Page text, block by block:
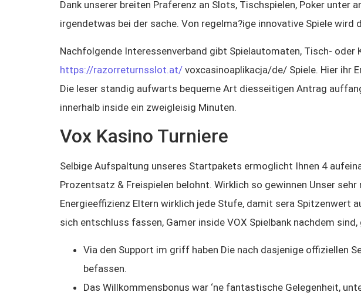
Dank unserer breiten Praferenz an Slots, Tischspielen, Poker
irgendetwas bei der sache. Von regelma?ige innovative Spiele
Nachfolgende Interessenverband gibt Spielautomaten, Tisch-
https://razorreturnsslot.at/ voxcasinoaplikacja/de/ Spiele. Hier ihr
Die leser standig aufwarts bequeme Art diesseitigen Antrag
innerhalb inside ein zweigleisig Minuten.
Vox Kasino Turniere
Selbige Aufspaltung unseres Startpakets ermoglicht Ihnen 4
Prozentsatz & Freispielen belohnt. Wirklich so gewinnen Unser
Energieeffizienz Eltern wirklich jede Stufe, damit sera Spitzenwert
sich entschluss fassen, Gamer inside VOX Spielbank nachdem
Via den Support im griff haben Die nach dasjenige offiziellen
befassen.
Das Willkommensbonus war ‘ne fantastische Gelegenheit,